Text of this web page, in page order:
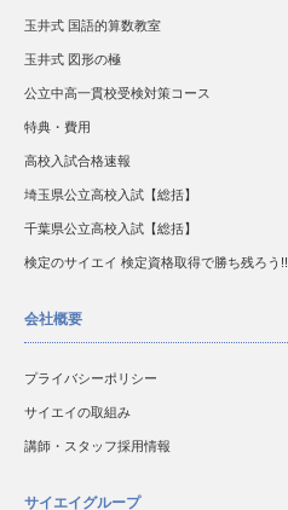
玉井式 国語的算数教室
玉井式 図形の極
公立中高一貫校受検対策コース
特典・費用
高校入試合格速報
埼玉県公立高校入試【総括】
千葉県公立高校入試【総括】
検定のサイエイ 検定資格取得で勝ち残ろう!!
会社概要
プライバシーポリシー
サイエイの取組み
講師・スタッフ採用情報
サイエイグループ